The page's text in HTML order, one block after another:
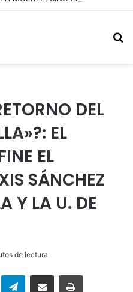
DEL
EL
EL
SÁNCHEZ
Y LA U. DE
de lectura
TelegramEnviar vía email Imprimir